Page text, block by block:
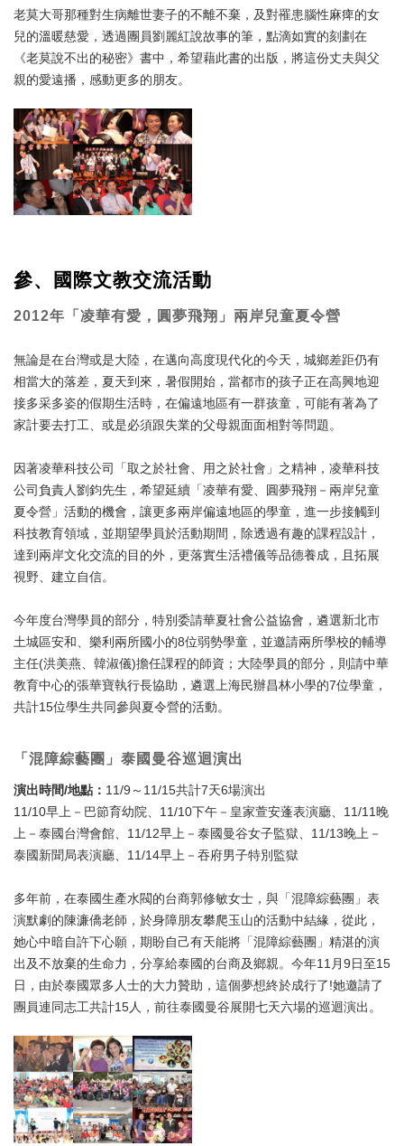
老莫大哥那種對生病離世妻子的不離不棄，及對罹患腦性麻痺的女
兒的溫暖慈愛，透過團員劉麗紅說故事的筆，點滴如實的刻劃在
《老莫說不出的秘密》書中，希望藉此書的出版，將這份丈夫與父
親的愛遠播，感動更多的朋友。
參、國際文教交流活動
2012年「凌華有愛，圓夢飛翔」兩岸兒童夏令營
無論是在台灣或是大陸，在邁向高度現代化的今天，城鄉差距仍有
相當大的落差，夏天到來，暑假開始，當都市的孩子正在高興地迎
接多采多姿的假期生活時，在偏遠地區有一群孩童，可能有著為了
家計要去打工、或是必須跟失業的父母親面面相對等問題。
因著凌華科技公司「取之於社會、用之於社會」之精神，凌華科技
公司負責人劉鈞先生，希望延續「凌華有愛、圓夢飛翔－兩岸兒童
夏令營」活動的機會，讓更多兩岸偏遠地區的學童，進一步接觸到
科技教育領域，並期望學員於活動期間，除透過有趣的課程設計，
達到兩岸文化交流的目的外，更落實生活禮儀等品德養成，且拓展
視野、建立自信。
今年度台灣學員的部分，特別委請華夏社會公益協會，遴選新北市
土城區安和、樂利兩所國小的8位弱勢學童，並邀請兩所學校的輔導
主任(洪美燕、韓淑儀)擔任課程的師資；大陸學員的部分，則請中華
教育中心的張華寶執行長協助，遴選上海民辦昌林小學的7位學童，
共計15位學生共同參與夏令營的活動。
「混障綜藝團」泰國曼谷巡迴演出
演出時間/地點： 11/9～11/15共計7天6場演出
11/10早上－巴節育幼院、11/10下午－皇家萱安蓬表演廳、11/11晚
上－泰國台灣會館、11/12早上－泰國曼谷女子監獄、11/13晚上－
泰國新聞局表演廳、11/14早上－吞府男子特別監獄
多年前，在泰國生產水閥的台商郭修敏女士，與「混障綜藝團」表
演默劇的陳濂僑老師，於身障朋友攀爬玉山的活動中結緣，從此，
她心中暗自許下心願，期盼自己有天能將「混障綜藝團」精湛的演
出及不放棄的生命力，分享給泰國的台商及鄉親。今年11月9日至15
日，由於泰國眾多人士的大力贊助，這個夢想終於成行了!她邀請了
團員連同志工共計15人，前往泰國曼谷展開七天六場的巡迴演出。